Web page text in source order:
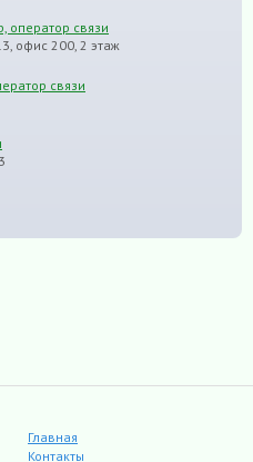
оператор связи
офис 200, 2 этаж
связи
Главная
Контакты